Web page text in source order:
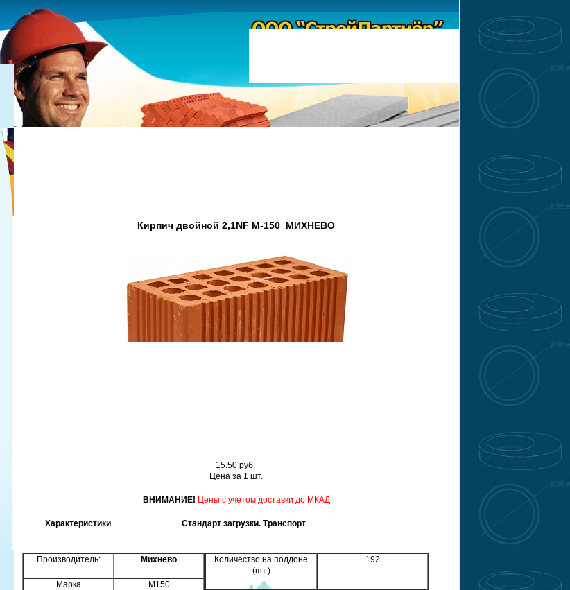
Кирпич двойной 2,1NF М-150 МИХНЕВО
15.50 руб.
Цена за 1 шт.
ВНИМАНИЕ! Цены с учетом доcтавки до МКАД
Характеристики Стандарт загрузки. Транспорт
Производитель: Михнево
Марка M150
Количество на поддоне
(шт.)
192